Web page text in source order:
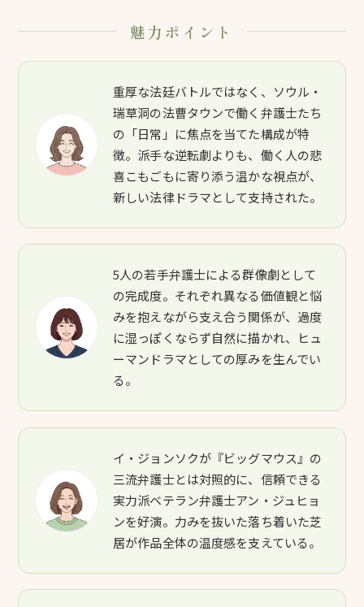
魅力ポイント
重厚な法廷バトルではなく、ソウル・
瑞草洞の法曹タウンで働く弁護士たち
の「日常」に焦点を当てた構成が特
徴。派手な逆転劇よりも、働く人の悲
喜こもごもに寄り添う温かな視点が、
新しい法律ドラマとして支持された。
5人の若手弁護士による群像劇として
の完成度。それぞれ異なる価値観と悩
みを抱えながら支え合う関係が、過度
に湿っぽくならず自然に描かれ、ヒュ
ーマンドラマとしての厚みを生んでい
る。
イ・ジョンソクが『ビッグマウス』の
三流弁護士とは対照的に、信頼できる
実力派ベテラン弁護士アン・ジュヒョ
ンを好演。力みを抜いた落ち着いた芝
居が作品全体の温度感を支えている。